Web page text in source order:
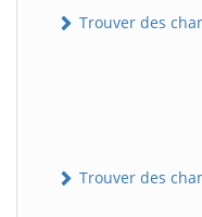
Trouver des
Trouver des